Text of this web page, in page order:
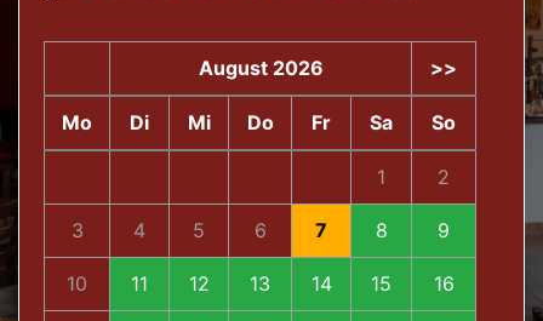
August 2026 >>
Mo Di Mi Do Fr Sa So
1 2
3 4 5 6 7 8 9
10 11 12 13 14 15 16